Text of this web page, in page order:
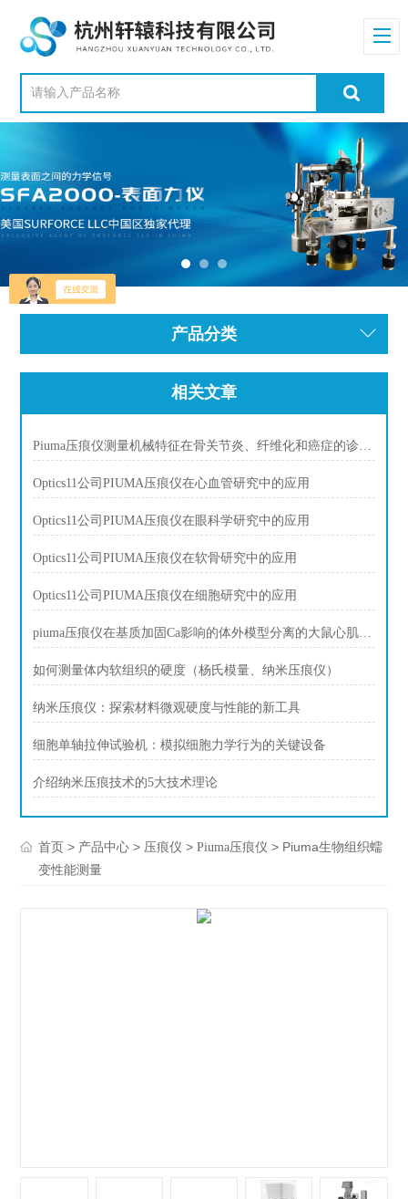
产品分类
相关文章
Piuma压痕仪测量机械特征在骨关节炎、纤维化和癌症的诊断中发挥作用。
Optics11公司PIUMA压痕仪在心血管研究中的应用
Optics11公司PIUMA压痕仪在眼科学研究中的应用
Optics11公司PIUMA压痕仪在软骨研究中的应用
Optics11公司PIUMA压痕仪在细胞研究中的应用
piuma压痕仪在基质加固Ca影响的体外模型分离的大鼠心肌细胞肌脂肪
如何测量体内软组织的硬度（杨氏模量、纳米压痕仪）
纳米压痕仪：探索材料微观硬度与性能的新工具
细胞单轴拉伸试验机：模拟细胞力学行为的关键设备
介绍纳米压痕技术的5大技术理论
首页 > 产品中心 > 压痕仪 >Piuma压痕仪 > Piuma生物组织蠕
变性能测量